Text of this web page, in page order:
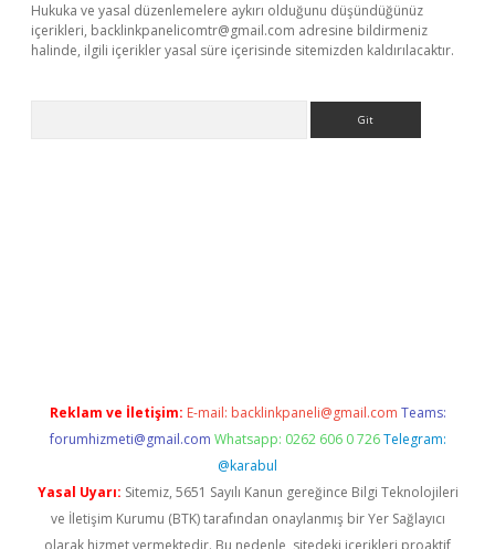
Hukuka ve yasal düzenlemelere aykırı olduğunu düşündüğünüz
içerikleri, backlinkpanelicomtr@gmail.com adresine bildirmeniz
halinde, ilgili içerikler yasal süre içerisinde sitemizden kaldırılacaktır.
Reklam ve İletişim: E-mail: backlinkpaneli@gmail.com Teams:
forumhizmeti@gmail.com Whatsapp: 0262 606 0 726 Telegram:
@karabul
Yasal Uyarı: Sitemiz, 5651 Sayılı Kanun gereğince Bilgi Teknolojileri
ve İletişim Kurumu (BTK) tarafından onaylanmış bir Yer Sağlayıcı
olarak hizmet vermektedir. Bu nedenle, sitedeki içerikleri proaktif